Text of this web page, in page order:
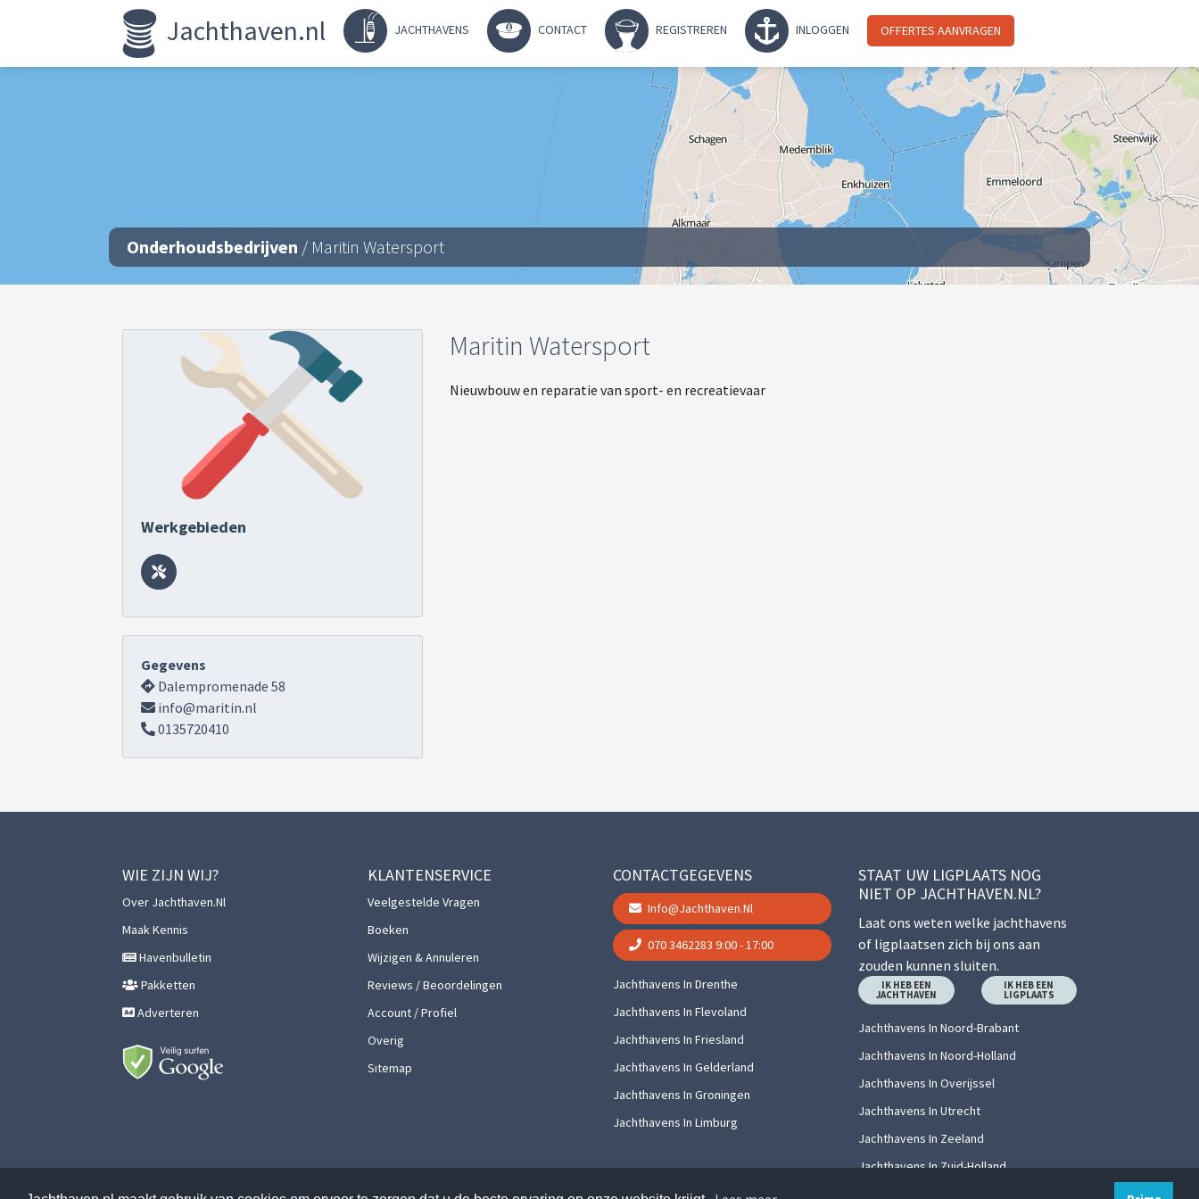
Jachthaven.nl JACHTHAVENS CONTACT REGISTREREN INLOGGEN OFFERTES AANVRAGEN
Onderhoudsbedrijven / Maritin Watersport
Werkgebieden
Gegevens
Dalempromenade 58
info@maritin.nl
0135720410
Maritin Watersport
Nieuwbouw en reparatie van sport- en recreatievaar
WIE ZIJN WIJ?
Over Jachthaven.nl
Maak Kennis
Havenbulletin
Pakketten
Adverteren
KLANTENSERVICE
Veelgestelde Vragen
Boeken
Wijzigen & Annuleren
Reviews / Beoordelingen
Account / Profiel
Overig
Sitemap
CONTACTGEGEVENS
Info@jachthaven.nl
070 3462283 9:00 - 17:00
Jachthavens In Drenthe
Jachthavens In Flevoland
Jachthavens In Friesland
Jachthavens In Gelderland
Jachthavens In Groningen
Jachthavens In Limburg
STAAT UW LIGPLAATS NOG
NIET OP JACHTHAVEN.NL?
Laat ons weten welke jachthavens
of ligplaatsen zich bij ons aan
zouden kunnen sluiten.
IK HEB EEN
JACHTHAVEN
IK HEB EEN
LIGPLAATS
Jachthavens In Noord-Brabant
Jachthavens In Noord-Holland
Jachthavens In Overijssel
Jachthavens In Utrecht
Jachthavens In Zeeland
Jachthavens In Zuid-Holland